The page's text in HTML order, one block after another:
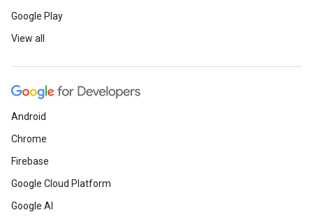
Google Play
View all
Android
Chrome
Firebase
Google Cloud Platform
Google AI